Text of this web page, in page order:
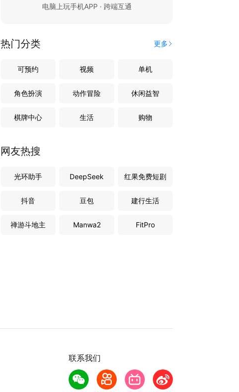
电脑上玩手机APP · 跨端互通
热门分类 更多
可预约 视频 单机
角色扮演 动作冒险 休闲益智
棋牌中心 生活 购物
网友热搜
光环助手 DeepSeek 红果免费短剧
抖音 豆包 建行生活
禅游斗地主 Manwa2 FitPro
联系我们